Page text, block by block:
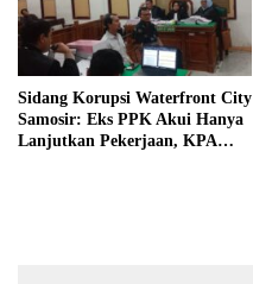
Sidang Korupsi Waterfront City
Samosir: Eks PPK Akui Hanya
Lanjutkan Pekerjaan, KPA